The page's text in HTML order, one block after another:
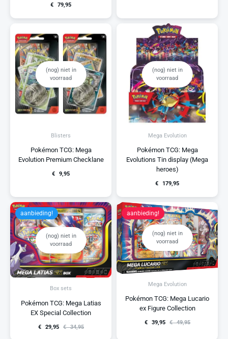
€ 79,95
(nog) niet in
voorraad
Blisters
Pokémon TCG: Mega
Evolution Premium Checklane
€ 9,95
(nog) niet in
voorraad
Mega Evolution
Pokémon TCG: Mega
Evolutions Tin display (Mega
heroes)
€ 179,95
(nog) niet in
voorraad
Box sets
Pokémon TCG: Mega Latias
EX Special Collection
€ 34,95
€ 29,95
aanbieding!
(nog) niet in
voorraad
Mega Evolution
Pokémon TCG: Mega Lucario
ex Figure Collection
€ 49,95
€ 39,95
aanbieding!